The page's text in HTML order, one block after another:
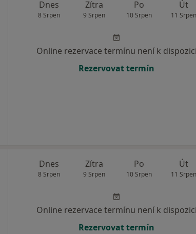
Dnes
8 Srpen
Zítra
9 Srpen
Po
10 Srpen
Út
11 Srpen
Online rezervace termínu není k dispozici
Rezervovat termín
Dnes
8 Srpen
Zítra
9 Srpen
Po
10 Srpen
Út
11 Srpen
Online rezervace termínu není k dispozici
Rezervovat termín